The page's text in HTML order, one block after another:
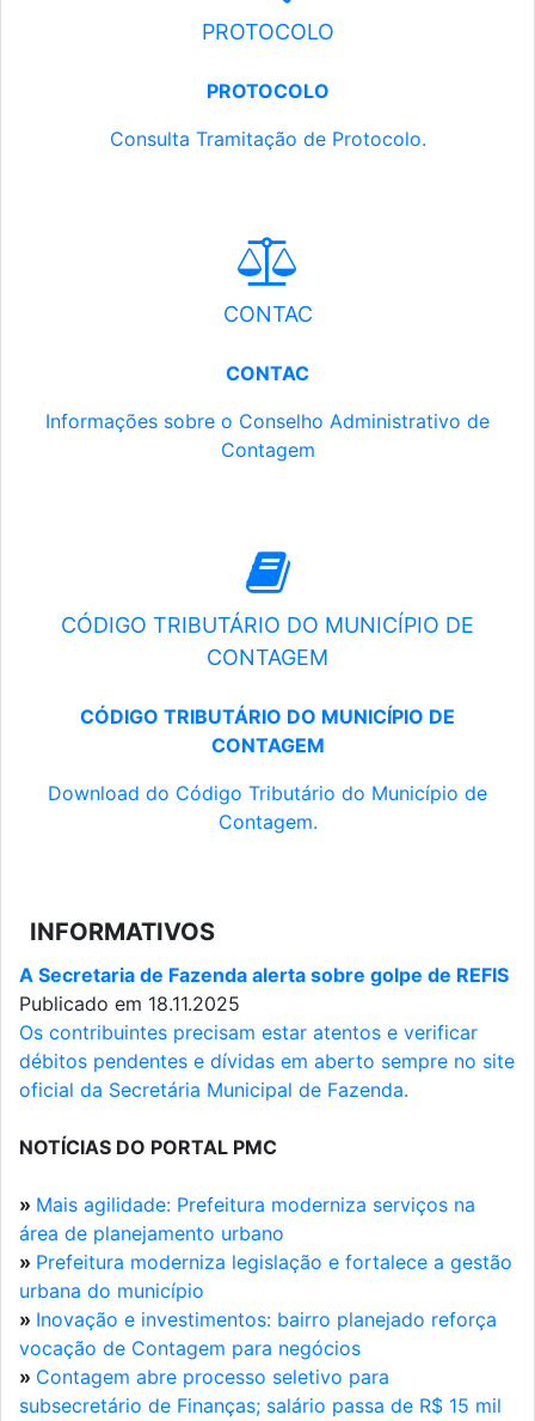
PROTOCOLO
PROTOCOLO
Consulta Tramitação de Protocolo.
CONTAC
CONTAC
Informações sobre o Conselho Administrativo de
Contagem
CÓDIGO TRIBUTÁRIO DO MUNICÍPIO DE
CONTAGEM
CÓDIGO TRIBUTÁRIO DO MUNICÍPIO DE
CONTAGEM
Download do Código Tributário do Município de
Contagem.
INFORMATIVOS
A Secretaria de Fazenda alerta sobre golpe de REFIS
Publicado em 18.11.2025
Os contribuintes precisam estar atentos e verificar
débitos pendentes e dívidas em aberto sempre no site
oficial da Secretária Municipal de Fazenda.
NOTÍCIAS DO PORTAL PMC
» Mais agilidade: Prefeitura moderniza serviços na
área de planejamento urbano
» Prefeitura moderniza legislação e fortalece a gestão
urbana do município
» Inovação e investimentos: bairro planejado reforça
vocação de Contagem para negócios
» Contagem abre processo seletivo para
subsecretário de Finanças; salário passa de R$ 15 mil